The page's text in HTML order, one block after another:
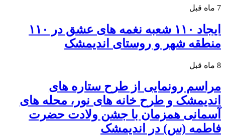
7 ماه قبل
ایجاد ۱۱۰ شعبه نغمه های عشق در ۱۱۰
منطقه شهر و روستای اندیمشک
8 ماه قبل
مراسم رونمایی از طرح ستاره های
اندیمشک و طرح خانه های نور، محله های
آسمانی همزمان با جشن ولادت حضرت
فاطمه (س) در اندیمشک